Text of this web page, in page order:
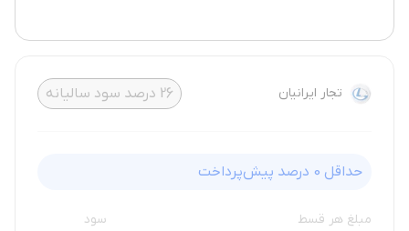
تجار ایرانیان 26 درصد سود سالیانه
حداقل 0 درصد پیش‌پرداخت
مبلغ هر قسط سود